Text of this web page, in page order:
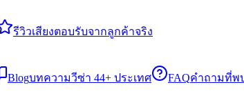
รีวิวเสียงตอบรับจากลูกค้าจริง
Blogบทความวีซ่า 44+ ประเทศ FAQคำถามที่พ